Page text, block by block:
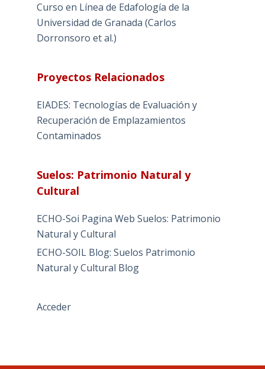
Curso en Línea de Edafología de la
Universidad de Granada (Carlos
Dorronsoro et al.)
Proyectos Relacionados
EIADES: Tecnologías de Evaluación y
Recuperación de Emplazamientos
Contaminados
Suelos: Patrimonio Natural y
Cultural
ECHO-Soi Pagina Web Suelos: Patrimonio
Natural y Cultural
ECHO-SOIL Blog: Suelos Patrimonio
Natural y Cultural Blog
Acceder